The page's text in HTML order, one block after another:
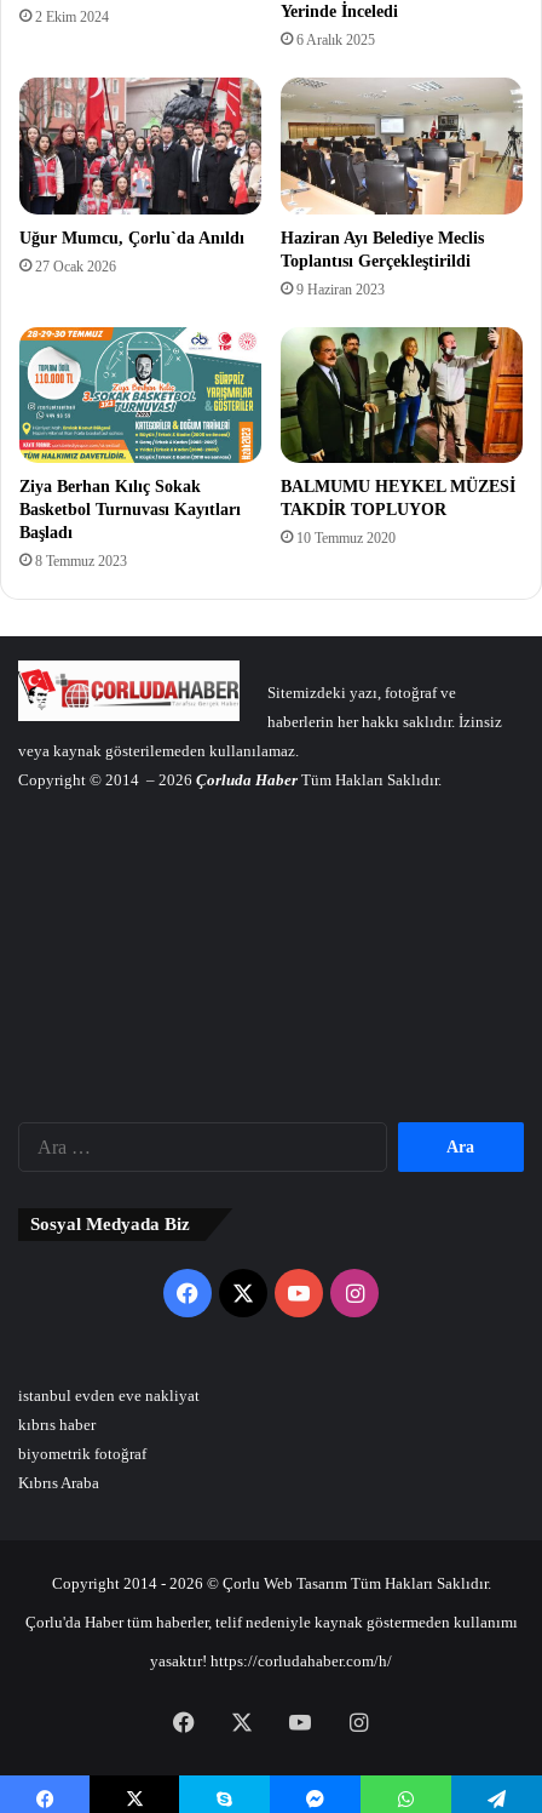
2 Ekim 2024
Yerinde İnceledi
6 Aralık 2025
Uğur Mumcu, Çorlu`da Anıldı
27 Ocak 2026
Haziran Ayı Belediye Meclis
Toplantısı Gerçekleştirildi
9 Haziran 2023
Ziya Berhan Kılıç Sokak
Basketbol Turnuvası Kayıtları
Başladı
8 Temmuz 2023
BALMUMU HEYKEL MÜZESİ
TAKDİR TOPLUYOR
10 Temmuz 2020
Sitemizdeki yazı, fotoğraf ve
haberlerin her hakkı saklıdır. İzinsiz
veya kaynak gösterilemeden kullanılamaz.
Copyright © 2014 – 2026 Çorluda Haber Tüm Hakları Saklıdır.
Sosyal Medyada Biz
Facebook
X YouTubeInstagram
istanbul evden eve nakliyat
kıbrıs haber
biyometrik fotoğraf
Kıbrıs Araba
Copyright 2014 - 2026 © Çorlu Web Tasarım Tüm Hakları Saklıdır.
Çorlu'da Haber tüm haberler, telif nedeniyle kaynak göstermeden kullanımı
yasaktır! https://corludahaber.com/h/
Facebook YouTubeInstagram